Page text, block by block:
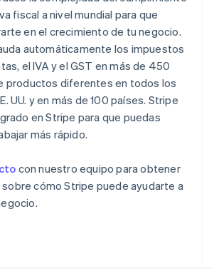
fiscal a nivel mundial para que
en el crecimiento de tu negocio.
automáticamente los impuestos
el IVA y el GST en más de 450
productos diferentes en todos los
UU. y en más de 100 países. Stripe
en Stripe para que puedas
más rápido.
con nuestro equipo para obtener
cómo Stripe puede ayudarte a
简体中文